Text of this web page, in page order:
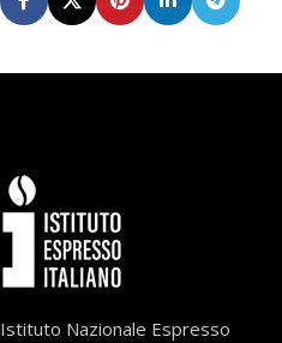
Istituto Nazionale Espresso